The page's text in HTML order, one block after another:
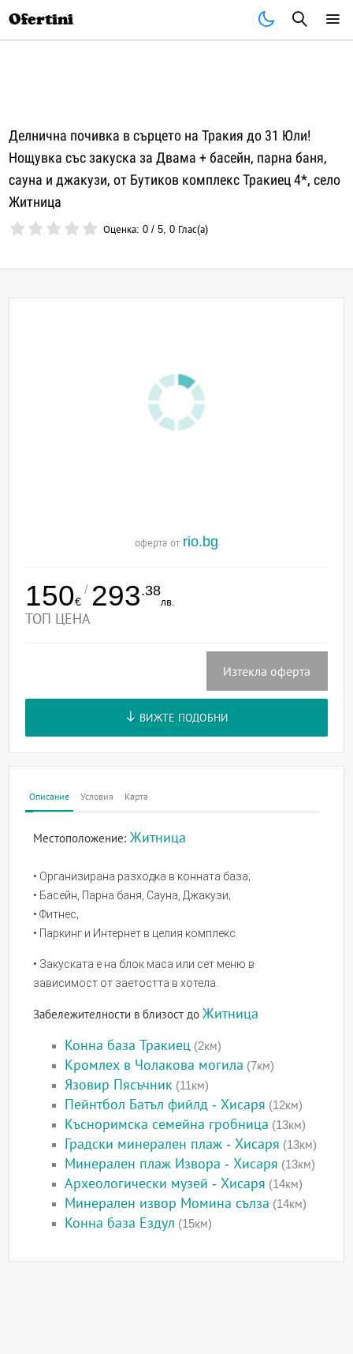
Ofertini
Делнична почивка в сърцето на Тракия до 31 Юли!
Нощувка със закуска за Двама + басейн, парна баня,
сауна и джакузи, от Бутиков комплекс Тракиец 4*, село
Житница
Оценка:0 /5,0 Глас(а)
оферта от rio.bg
150€
/ 293.38
лв.
ТОП ЦЕНА
Изтекла оферта
ВИЖТЕ ПОДОБНИ
Описание Условия Карта
Местоположение: Житница
• Организирана разходка в конната база;
• Басейн, Парна баня, Сауна, Джакузи;
• Фитнес;
• Паркинг и Интернет в целия комплекс.
• Закуската е на блок маса или сет меню в
зависимост от заетостта в хотела.
Забележителности в близост до Житница
Конна база Тракиец (2км)
Кромлех в Чолакова могила (7км)
Язовир Пясъчник (11км)
Пейнтбол Батъл фийлд - Хисаря (12км)
Късноримска семейна гробница (13км)
Градски минерален плаж - Хисаря (13км)
Минерален плаж Извора - Хисаря (13км)
Археологически музей - Хисаря (14км)
Минерален извор Момина сълза (14км)
Конна база Ездул (15км)